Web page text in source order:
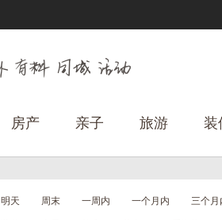
房产 亲子 旅游 装
明天 周末 一周内 一个月内 三个月